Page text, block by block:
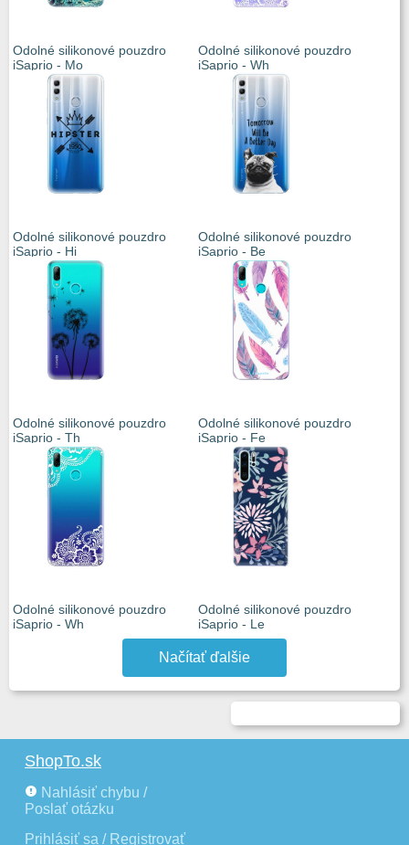
Odolné silikonové pouzdro
iSaprio - Mo
Odolné silikonové pouzdro
iSaprio - Wh
Odolné silikonové pouzdro
iSaprio - Hi
Odolné silikonové pouzdro
iSaprio - Be
Odolné silikonové pouzdro
iSaprio - Th
Odolné silikonové pouzdro
iSaprio - Fe
Odolné silikonové pouzdro
iSaprio - Wh
Odolné silikonové pouzdro
iSaprio - Le
Načítať ďalšie
ShopTo.sk
Nahlásiť chybu /
Poslať otázku
Prihlásiť sa / Registrovať